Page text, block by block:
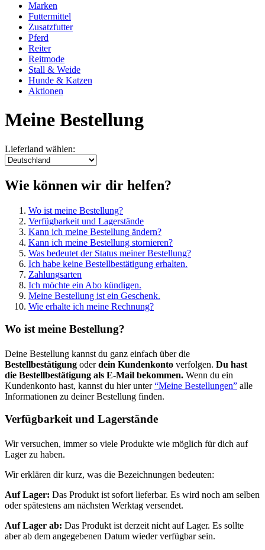
Marken
Futtermittel
Zusatzfutter
Pferd
Reiter
Reitmode
Stall & Weide
Hunde & Katzen
Aktionen
Meine Bestellung
Lieferland wählen:
Wie können wir dir helfen?
Wo ist meine Bestellung?
Verfügbarkeit und Lagerstände
Kann ich meine Bestellung ändern?
Kann ich meine Bestellung stornieren?
Was bedeutet der Status meiner Bestellung?
Ich habe keine Bestellbestätigung erhalten.
Zahlungsarten
Ich möchte ein Abo kündigen.
Meine Bestellung ist ein Geschenk.
Wie erhalte ich meine Rechnung?
Wo ist meine Bestellung?
Deine Bestellung kannst du ganz einfach über die
Bestellbestätigung oderdein Kundenkonto verfolgen. Du hast
die Bestellbestätigung als E-Mail bekommen. Wenn du ein
Kundenkonto hast, kannst du hier unter“Meine Bestellungen” alle
Informationen zu deiner Bestellung finden.
Verfügbarkeit und Lagerstände
Wir versuchen, immer so viele Produkte wie möglich für dich auf
Lager zu haben.
Wir erklären dir kurz, was die Bezeichnungen bedeuten:
Auf Lager: Das Produkt ist sofort lieferbar. Es wird noch am selben
oder spätestens am nächsten Werktag versendet.
Auf Lager ab: Das Produkt ist derzeit nicht auf Lager. Es sollte
aber ab dem angegebenen Datum wieder verfügbar sein.